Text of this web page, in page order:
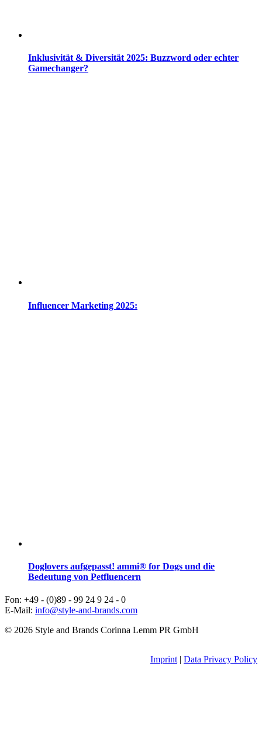
Inklusivität & Diversität 2025: Buzzword oder echter
Gamechanger?
Influencer Marketing 2025:
Doglovers aufgepasst! ammi® for Dogs und die
Bedeutung von Petfluencern
Fon: +49 - (0)89 - 99 24 9 24 - 0
E-Mail: info@style-and-brands.com
© 2026 Style and Brands Corinna Lemm PR GmbH
Imprint | Data Privacy Policy